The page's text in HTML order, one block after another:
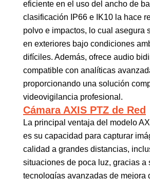
eficiente en el uso del ancho de
clasificación IP66 e IK10 la hace
polvo e impactos, lo cual asegura
en exteriores bajo condiciones
difíciles. Además, ofrece audio
compatible con analíticas
proporcionando una solución
videovigilancia profesional.
Cámara AXIS PTZ de Red
La principal ventaja del modelo
es su capacidad para capturar
calidad a grandes distancias,
situaciones de poca luz, gracias a
tecnologías avanzadas de mejora